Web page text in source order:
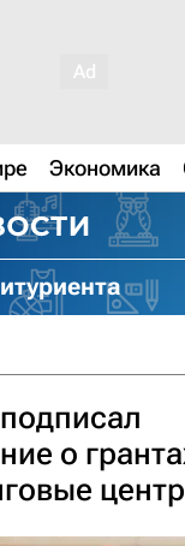
Экономика
о